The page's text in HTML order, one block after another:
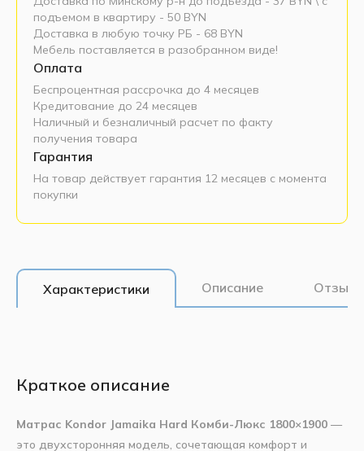
подъемом в квартиру - 50 BYN
Доставка в любую точку РБ - 68 BYN
Мебель поставляется в разобранном виде!
Оплата
Беспроцентная рассрочка до 4 месяцев
Кредитование до 24 месяцев
Наличный и безналичный расчет по факту
получения товара
Гарантия
На товар действует гарантия 12 месяцев с момента
покупки
Характеристики Описание
Краткое описание
Матрас Kondor Jamaika Hard Комби-Люкс 1800×1900 —
это двухсторонняя модель, сочетающая комфорт и